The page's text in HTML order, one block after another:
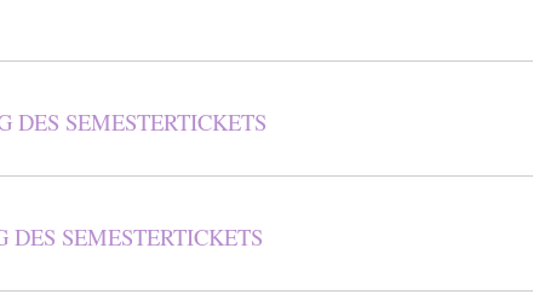
DES SEMESTERTICKETS
DES SEMESTERTICKETS